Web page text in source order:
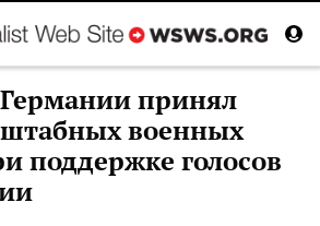
принял
военных
поддержке голосов